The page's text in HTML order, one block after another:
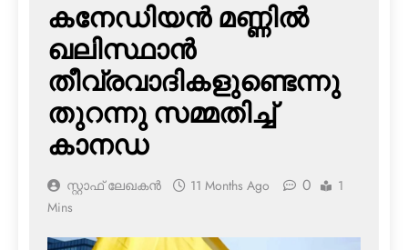
കനേഡിയന്‍ മണ്ണില്‍
ഖലിസ്ഥാന്‍
തീവ്രവാദികളുണ്ടെന്നു
തുറന്നു സമ്മതിച്ച്
കാനഡ
സ്റ്റാഫ് ലേഖകൻ 11 Months Ago 0
1
Mins